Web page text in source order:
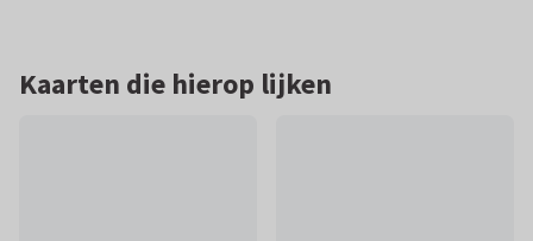
Kaarten die hierop lijken